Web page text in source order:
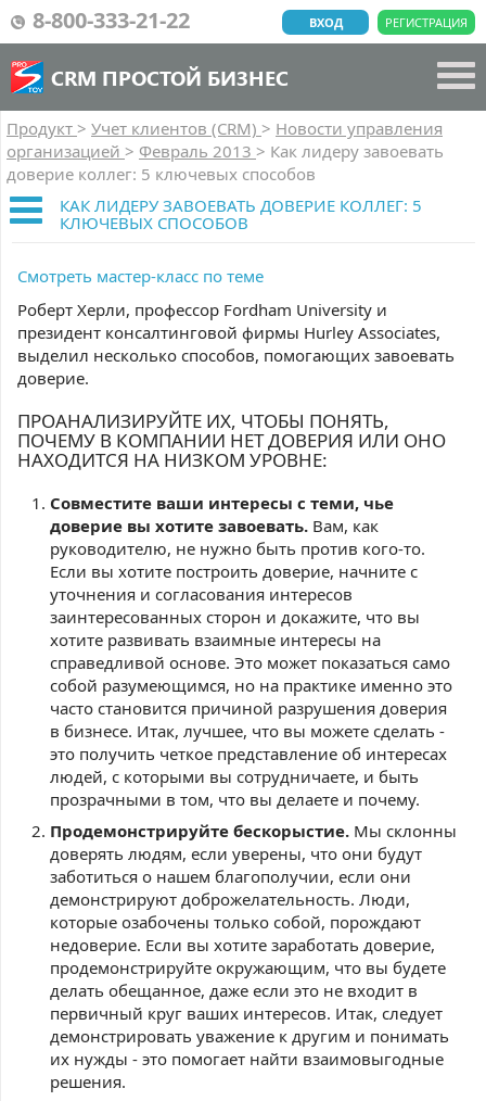
8-800-333-21-22 РЕГИСТРАЦИЯ
ВХОД
CRM ПРОСТОЙ БИЗНЕС
Продукт > Учет клиентов (CRM) > Новости управления
организацией > Февраль 2013 > Как лидеру завоевать
доверие коллег: 5 ключевых способов
КАК ЛИДЕРУ ЗАВОЕВАТЬ ДОВЕРИЕ КОЛЛЕГ: 5
КЛЮЧЕВЫХ СПОСОБОВ
Смотреть мастер-класс по теме
Роберт Херли, профессор Fordham University и
президент консалтинговой фирмы Hurley Associates,
выделил несколько способов, помогающих завоевать
доверие.
ПРОАНАЛИЗИРУЙТЕ ИХ, ЧТОБЫ ПОНЯТЬ,
ПОЧЕМУ В КОМПАНИИ НЕТ ДОВЕРИЯ ИЛИ ОНО
НАХОДИТСЯ НА НИЗКОМ УРОВНЕ:
Совместите ваши интересы с теми, чье
доверие вы хотите завоевать. Вам, как
руководителю, не нужно быть против кого-то.
Если вы хотите построить доверие, начните с
уточнения и согласования интересов
заинтересованных сторон и докажите, что вы
хотите развивать взаимные интересы на
справедливой основе. Это может показаться само
собой разумеющимся, но на практике именно это
часто становится причиной разрушения доверия
в бизнесе. Итак, лучшее, что вы можете сделать -
это получить четкое представление об интересах
людей, с которыми вы сотрудничаете, и быть
прозрачными в том, что вы делаете и почему.
Продемонстрируйте бескорыстие. Мы склонны
доверять людям, если уверены, что они будут
заботиться о нашем благополучии, если они
демонстрируют доброжелательность. Люди,
которые озабочены только собой, порождают
недоверие. Если вы хотите заработать доверие,
продемонстрируйте окружающим, что вы будете
делать обещанное, даже если это не входит в
первичный круг ваших интересов. Итак, следует
демонстрировать уважение к другим и понимать
их нужды - это помогает найти взаимовыгодные
решения.